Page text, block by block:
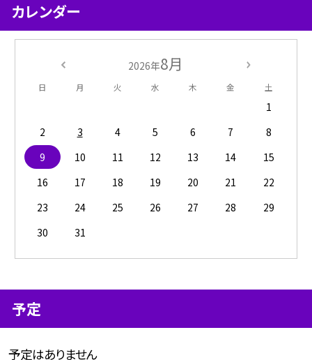
カレンダー
2026年8月
日 月 火 水 木 金 土
1
2
3 4 5 6 7
8
9
10 11 12 13 14
15
16
17 18 19 20 21
22
23
24 25 26 27 28
29
30
31
予定
予定はありません